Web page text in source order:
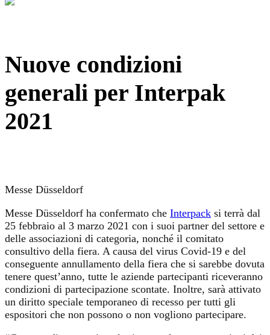
Nuove condizioni
generali per Interpak
2021
Messe Düsseldorf
Messe Düsseldorf ha confermato che Interpack si terrà dal
25 febbraio al 3 marzo 2021 con i suoi partner del settore e
delle associazioni di categoria, nonché il comitato
consultivo della fiera. A causa del virus Covid-19 e del
conseguente annullamento della fiera che si sarebbe dovuta
tenere quest’anno, tutte le aziende partecipanti riceveranno
condizioni di partecipazione scontate. Inoltre, sarà attivato
un diritto speciale temporaneo di recesso per tutti gli
espositori che non possono o non vogliono partecipare.